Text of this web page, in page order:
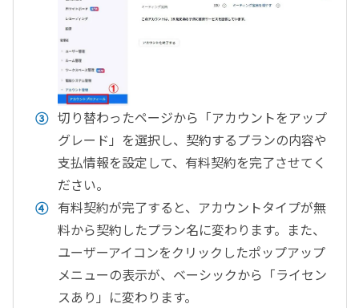
切り替わったページから「アカウントをアップ
グレード」を選択し、契約するプランの内容や
支払情報を設定して、有料契約を完了させてく
ださい。
有料契約が完了すると、アカウントタイプが無
料から契約したプラン名に変わります。また、
ユーザーアイコンをクリックしたポップアップ
メニューの表示が、ベーシックから「ライセン
スあり」に変わります。